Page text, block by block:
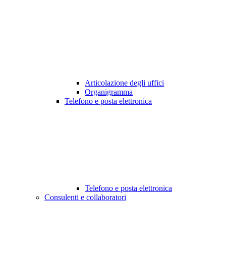
Articolazione degli uffici
Organigramma
Telefono e posta elettronica
Telefono e posta elettronica
Consulenti e collaboratori